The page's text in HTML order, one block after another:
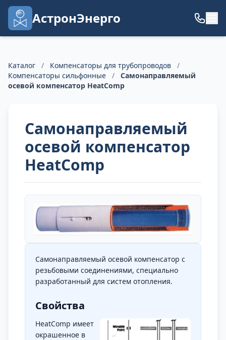
АстронЭнерго
Каталог / Компенсаторы для трубопроводов
/
Компенсаторы сильфонные
/
Самонаправляемый
осевой компенсатор HeatComp
Самонаправляемый
осевой компенсатор
HeatComp
Самонаправляемый осевой компенсатор с
резьбовыми соединениями, специально
разработанный для систем отопления.
Свойства
HeatComp имеет
окрашенное в